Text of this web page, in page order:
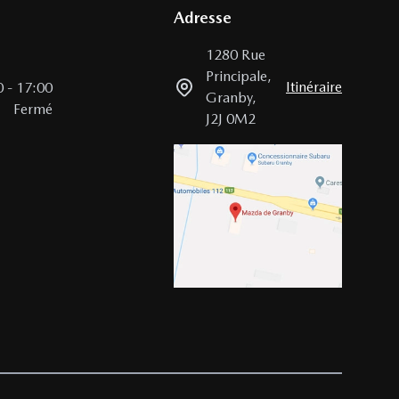
- 17:00
Fermé
Adresse
1280 Rue
Principale,
Granby,
J2J 0M2
Itinéraire